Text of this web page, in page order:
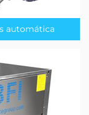
automática